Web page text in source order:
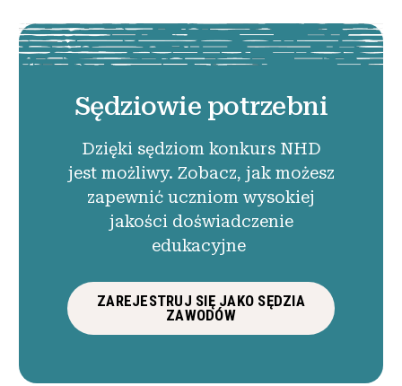
Sędziowie potrzebni
Dzięki sędziom konkurs NHD
jest możliwy. Zobacz, jak możesz
zapewnić uczniom wysokiej
jakości doświadczenie
edukacyjne
ZAREJESTRUJ SIĘ JAKO SĘDZIA
ZAWODÓW